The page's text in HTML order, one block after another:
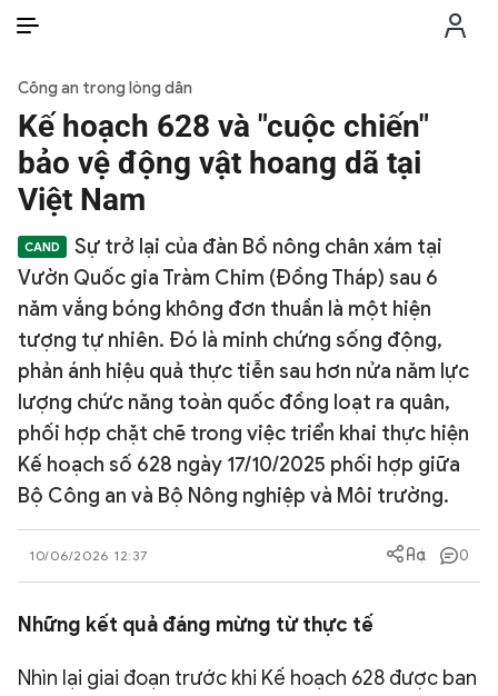
THỜI SỰ
CHỐNG DIỄN BIẾN HÒA BÌNH
CÔNG AN TRONG LÒNG DÂN
XÃ HỘI
CÔNG NGHỆ
QUỐC TẾ
Công an trong lòng dân
Kế hoạch 628 và "cuộc chiến"
bảo vệ động vật hoang dã tại
Việt Nam
Sự trở lại của đàn Bồ nông chân xám tại
Vườn Quốc gia Tràm Chim (Đồng Tháp) sau 6
năm vắng bóng không đơn thuần là một hiện
tượng tự nhiên. Đó là minh chứng sống động,
phản ánh hiệu quả thực tiễn sau hơn nửa năm lực
lượng chức năng toàn quốc đồng loạt ra quân,
phối hợp chặt chẽ trong việc triển khai thực hiện
Kế hoạch số 628 ngày 17/10/2025 phối hợp giữa
Bộ Công an và Bộ Nông nghiệp và Môi trường.
10/06/2026 12:37 0
Những kết quả đáng mừng từ thực tế
Nhìn lại giai đoạn trước khi Kế hoạch 628 được ban